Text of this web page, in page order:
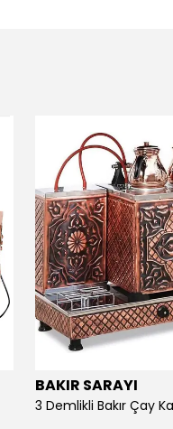
BAKIR SARAYI